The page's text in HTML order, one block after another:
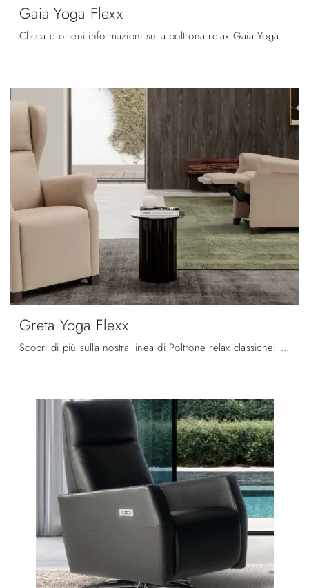
Gaia Yoga Flexx
Clicca e ottieni informazioni sulla poltrona relax Gaia Yoga Flexx: è studiata per supportare ogni movimento con facilità; guarda tutte le Poltrone ...
Greta Yoga Flexx
Scopri di più sulla nostra linea di Poltrone relax classiche: ottieni il massimo livello di comodità con la poltrona relax Greta Yoga Flexx in ...